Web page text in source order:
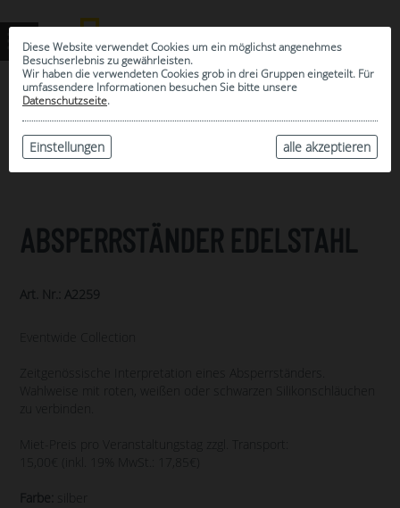
Diese Website verwendet Cookies um ein möglichst angenehmes
Besuchserlebnis zu gewährleisten.
Wir haben die verwendeten Cookies grob in drei Gruppen eingeteilt. Für
umfassendere Informationen besuchen Sie bitte unsere
Datenschutzseite.
alle akzeptieren
Einstellungen
ARCHIV
ABSPERRSTÄNDER EDELSTAHL
Art. Nr.: A2259
Eventwide Collection
Zeitgenössische Interpretation eines Absperrständers.
Wahlweise mit roten, weißen oder schwarzen Silikonschläuchen
zu verbinden.
Miet-Preis pro Veranstaltungstag zzgl. Transport:
15,00€ (inkl. 19% MwSt.: 17,85€)
Farbe: